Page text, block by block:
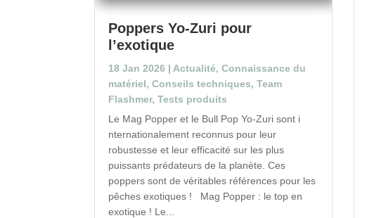
Poppers Yo-Zuri pour
l’exotique
18 Jan 2026 | Actualité,Connaissance du
matériel,Conseils techniques,Team
Flashmer,Tests produits
Le Mag Popper et le Bull Pop Yo-Zuri sont i
nternationalement reconnus pour leur
robustesse et leur efficacité sur les plus
puissants prédateurs de la planète. Ces
poppers sont de véritables références pour les
pêches exotiques ! Mag Popper : le top en
exotique ! Le...